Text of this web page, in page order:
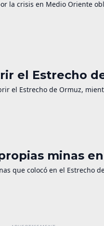
la crisis en Medio Oriente
el Estrecho
el Estrecho de Ormuz,
minas
que colocó en el Estrecho